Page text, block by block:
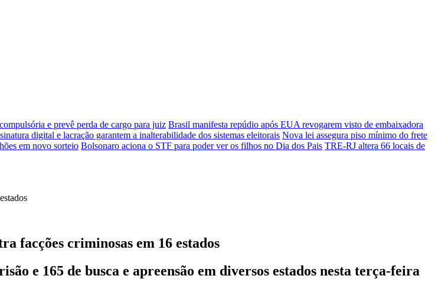
e prevê perda de cargo para juiz Brasil manifesta repúdio após EUA revogarem visto de embaixadora
digital e lacração garantem a inalterabilidade dos sistemas eleitorais Nova lei assegura piso mínimo do frete
em novo sorteio Bolsonaro aciona o STF para poder ver os filhos no Dia dos Pais TRE-RJ altera 66 locais de
facções criminosas em 16 estados
e 165 de busca e apreensão em diversos estados nesta terça-feira